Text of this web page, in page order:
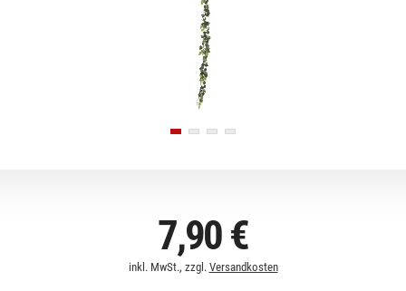
7,90 €
inkl. MwSt., zzgl. Versandkosten